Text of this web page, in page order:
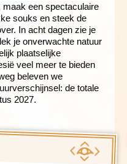
een spectaculaire
souks en steek de
In acht dagen zie je
je onverwachte natuur
plaatselijke
veel meer te bieden
beleven we
de totale
2027.